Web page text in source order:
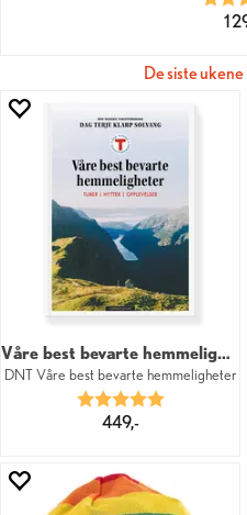
1
De siste
Våre best bevarte hemmeligheter
DNT Våre best bevarte hemmeligheter
Karakter:
5.0 av 5
449,-